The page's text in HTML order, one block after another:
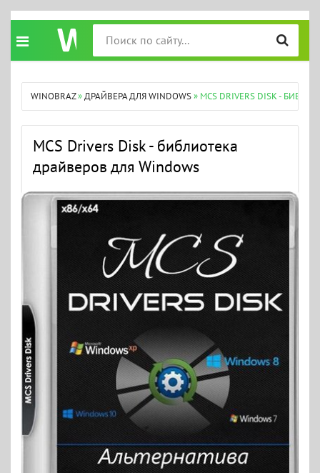
WINOBRAZ»ДРАЙВЕРА ДЛЯ WINDOWS» MCS DRIVERS DISK -
MCS Drivers Disk - библиотека
драйверов для Windows